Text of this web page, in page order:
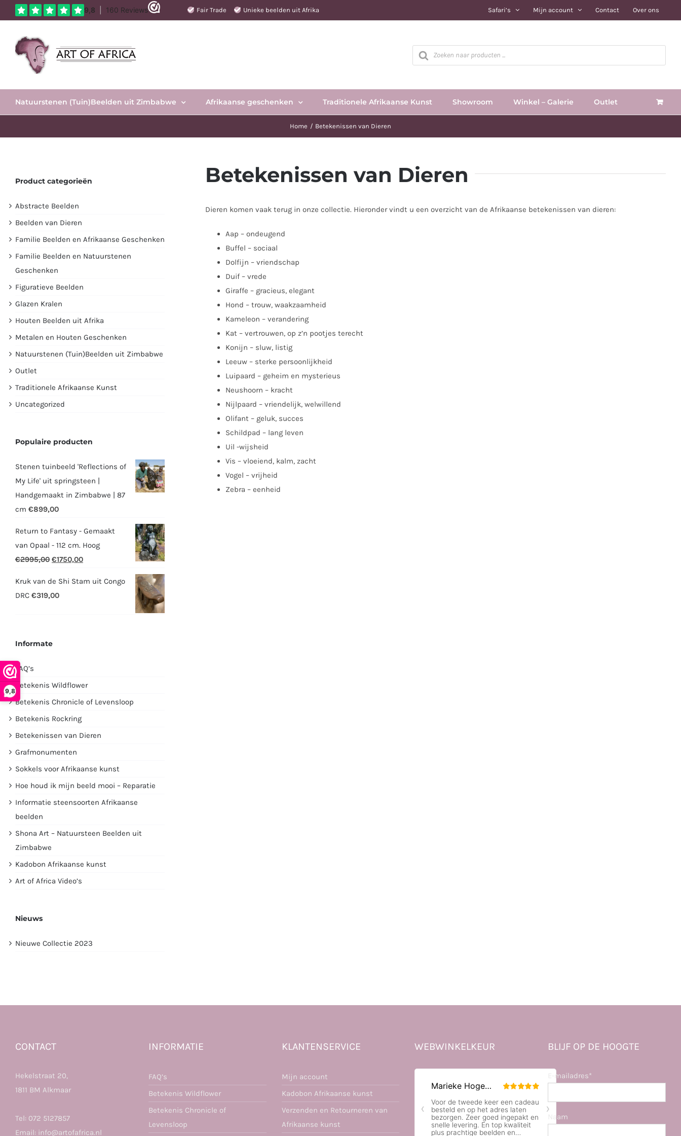
9,8
naar
inhoud
Fair Trade Unieke beelden uit Afrika Safari’s Mijn account Contact Over ons
Producten
zoeken
Natuurstenen (Tuin)Beelden uit Zimbabwe Afrikaanse geschenken Traditionele Afrikaanse Kunst Showroom Winkel – Galerie Outlet
Home Betekenissen van Dieren
Betekenissen van Dieren
Dieren komen vaak terug in onze collectie. Hieronder vindt u een overzicht van de Afrikaanse betekenissen van dieren:
Aap – ondeugend
Buffel – sociaal
Dolfijn – vriendschap
Duif – vrede
Giraffe – gracieus, elegant
Hond – trouw, waakzaamheid
Kameleon – verandering
Kat – vertrouwen, op z’n pootjes terecht
Konijn – sluw, listig
Leeuw – sterke persoonlijkheid
Luipaard – geheim en mysterieus
Neushoorn – kracht
Nijlpaard – vriendelijk, welwillend
Olifant – geluk, succes
Schildpad – lang leven
Uil -wijsheid
Vis – vloeiend, kalm, zacht
Vogel – vrijheid
Zebra – eenheid
Product categorieën
Abstracte Beelden
Beelden van Dieren
Familie Beelden en Afrikaanse Geschenken
Familie Beelden en Natuurstenen
Geschenken
Figuratieve Beelden
Glazen Kralen
Houten Beelden uit Afrika
Metalen en Houten Geschenken
Natuurstenen (Tuin)Beelden uit Zimbabwe
Outlet
Traditionele Afrikaanse Kunst
Uncategorized
Populaire producten
Stenen tuinbeeld 'Reflections of
My Life' uit springsteen |
Handgemaakt in Zimbabwe | 87
cm €899,00
Return to Fantasy - Gemaakt
van Opaal - 112 cm. Hoog
€2995,00 Oorspronkelijke
was:
€2995,00.
€1750,00Huidige
Kruk van de Shi Stam uit Congo
DRC €319,00
Informate
FAQ’s
Betekenis Wildflower
Betekenis Chronicle of Levensloop
Betekenis Rockring
Betekenissen van Dieren
Grafmonumenten
Sokkels voor Afrikaanse kunst
Hoe houd ik mijn beeld mooi – Reparatie
Informatie steensoorten Afrikaanse
beelden
Shona Art – Natuursteen Beelden uit
Zimbabwe
Kadobon Afrikaanse kunst
Art of Africa Video’s
Nieuws
Nieuwe Collectie 2023
CONTACT
Hekelstraat 20,
1811 BM Alkmaar
Tel: 072 5127857
Email: info@artofafrica.nl
INFORMATIE
FAQ’s
Betekenis Wildflower
Betekenis Chronicle of
Levensloop
KLANTENSERVICE
Mijn account
Kadobon Afrikaanse kunst
Verzenden en Retourneren van
Afrikaanse kunst
WEBWINKELKEUR BLIJF OP DE HOOGTE
E-mailadres*
Naam